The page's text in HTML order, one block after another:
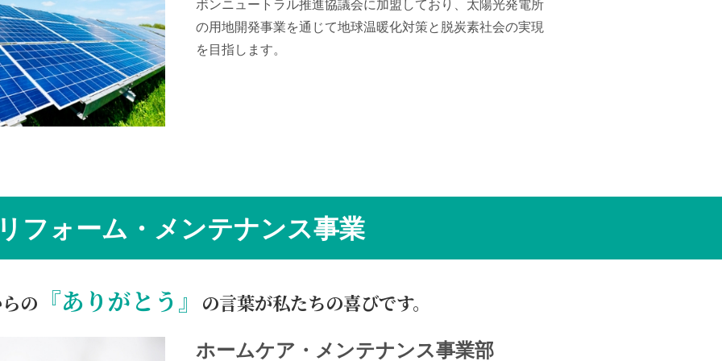
ボンニュートラル推進協議会に加盟しており、太陽光発電所
の用地開発事業を通じて地球温暖化対策と脱炭素社会の実現
を目指します。
フォーム・メンテナンス事業
の 『ありがとう』 の言葉が私たちの喜びです。
ホームケア・メンテナンス事業部